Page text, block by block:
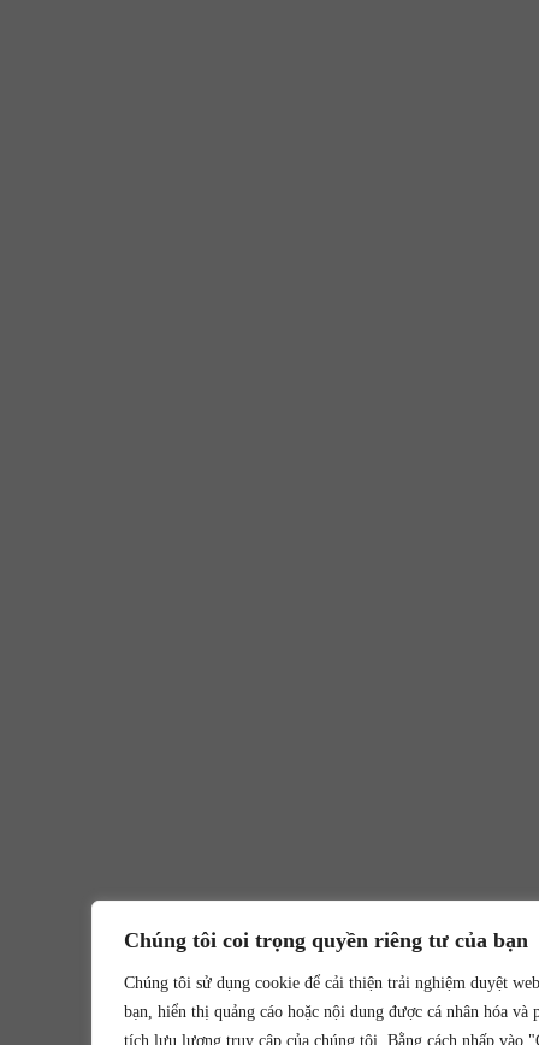
Chúng tôi coi trọng quyền riêng tư của bạn
Chúng tôi sử dụng cookie để cải thiện trải nghiệm duyệt
bạn, hiển thị quảng cáo hoặc nội dung được cá nhân hóa và
tích lưu lượng truy cập của chúng tôi. Bằng cách nhấp vào